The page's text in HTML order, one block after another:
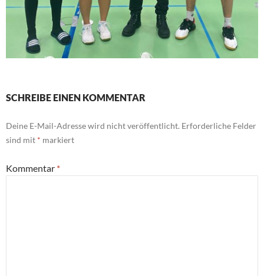
SCHREIBE EINEN KOMMENTAR
Deine E-Mail-Adresse wird nicht veröffentlicht. Erforderliche Felder
sind mit * markiert
Kommentar *